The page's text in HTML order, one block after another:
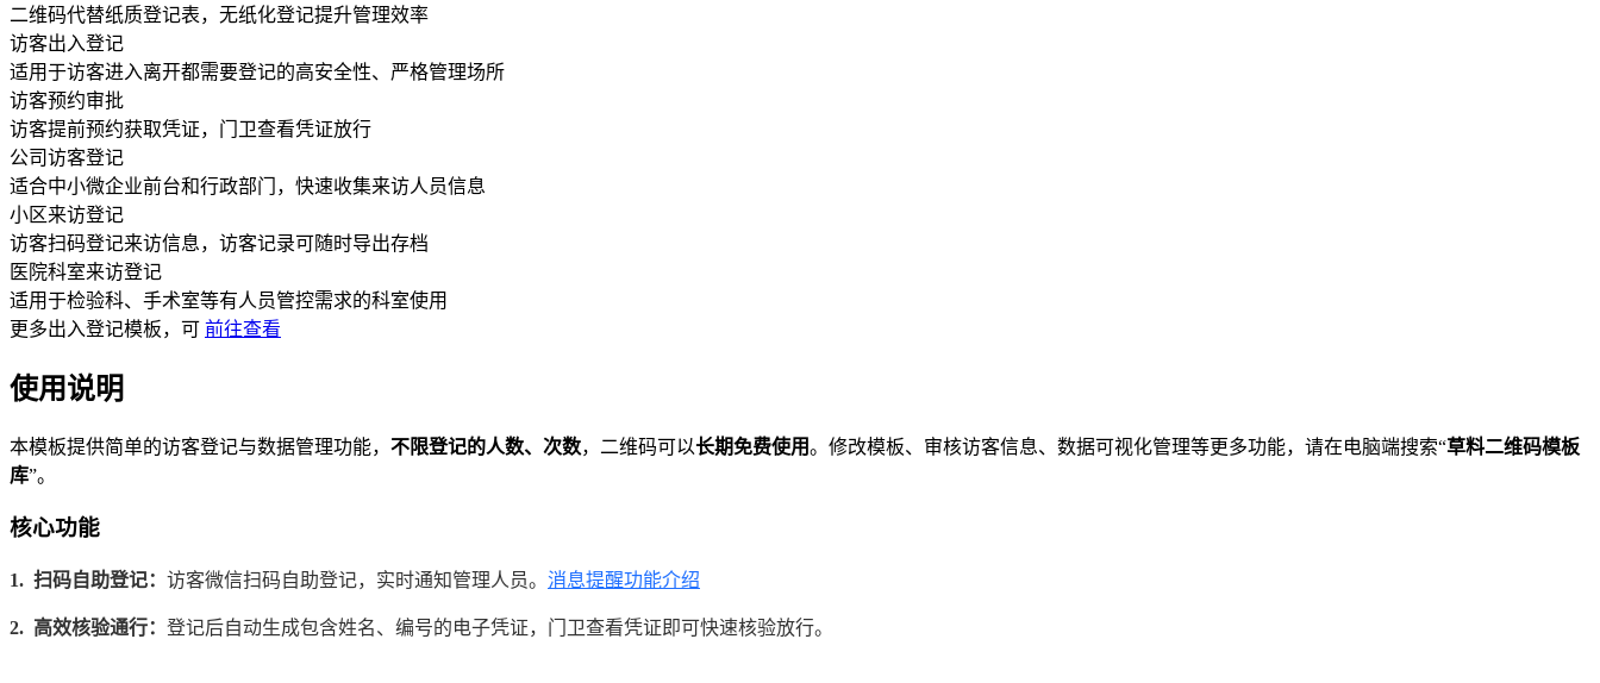
二维码代替纸质登记表，无纸化登记提升管理效率
访客出入登记
适用于访客进入离开都需要登记的高安全性、严格管理场所
访客预约审批
访客提前预约获取凭证，门卫查看凭证放行
公司访客登记
适合中小微企业前台和行政部门，快速收集来访人员信息
小区来访登记
访客扫码登记来访信息，访客记录可随时导出存档
医院科室来访登记
适用于检验科、手术室等有人员管控需求的科室使用
更多出入登记模板，可 前往查看
使用说明
本模板提供简单的访客登记与数据管理功能， 不限登记的人数、次数，二维码可以长期免费使用。修改模板、审核访客信息、数据可视化管理等更多功能，请在电脑端搜索“草料二维码模板
库”。
核心功能
1. 扫码自助登记： 访客微信扫码自助登记，实时通知管理人员。 消息提醒功能介绍
2. 高效核验通行： 登记后自动生成包含姓名、编号的电子凭证，门卫查看凭证即可快速核验放行。